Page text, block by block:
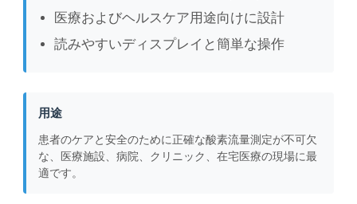
医療およびヘルスケア用途向けに設計
読みやすいディスプレイと簡単な操作
用途
患者のケアと安全のために正確な酸素流量測定が不可欠
な、医療施設、病院、クリニック、在宅医療の現場に最
適です。